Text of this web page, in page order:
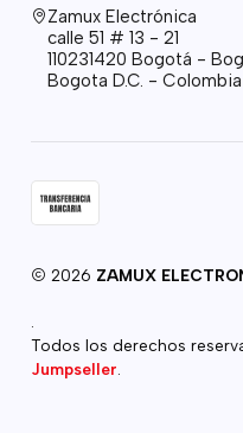
Zamux Electrónica
calle 51 # 13 - 21
110231420 Bogotá -
Bogota D.C. - Colombia
2026 ZAMUX
Todos los derechos
Jumpseller